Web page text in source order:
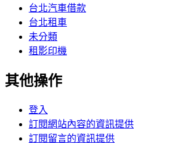
台北汽車借款
台北租車
未分類
租影印機
其他操作
登入
訂閱網站內容的資訊提供
訂閱留言的資訊提供